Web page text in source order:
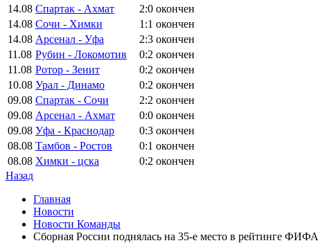
14.08 Спартак - Ахмат 2:0 окончен
14.08 Сочи - Химки 1:1 окончен
14.08 Арсенал - Уфа 2:3 окончен
11.08 Рубин - Локомотив 0:2 окончен
11.08 Ротор - Зенит 0:2 окончен
10.08 Урал - Динамо 0:2 окончен
09.08 Спартак - Сочи 2:2 окончен
09.08 Арсенал - Ахмат 0:0 окончен
09.08 Уфа - Краснодар 0:3 окончен
08.08 Тамбов - Ростов 0:1 окончен
08.08 Химки - цска 0:2 окончен
Назад
Главная
Новости
Новости Команды
Сборная России поднялась на 35-е место в рейтинге ФИФА